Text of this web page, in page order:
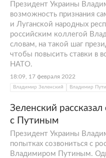
Президент Украины
возможность признания
и Луганской народных
российским коллегой
словам, на такой шаг
чтобы повысить ставки в
НАТО.
18:09, 17 февраля 2022
Владимир Зеленский Владимир
Зеленский
с Путиным
Президент Украины
попытках созвониться с
Владимиром Путиным.